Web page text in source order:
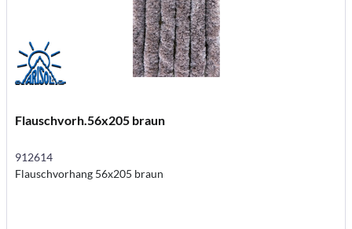
Flauschvorh.56x205 braun
912614
Flauschvorhang 56x205 braun